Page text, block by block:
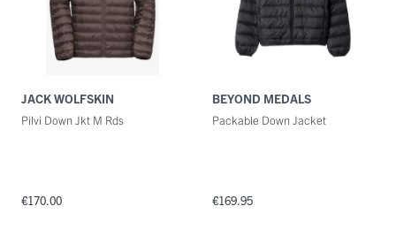
JACK WOLFSKIN
Pilvi Down Jkt M Rds
€170.00
BEYOND MEDALS
Packable Down Jacket
€169.95